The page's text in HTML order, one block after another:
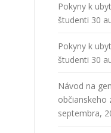
Pokyny k
študenti 30
Pokyny k
študenti 30
Návod na
občianskeho
septembra,